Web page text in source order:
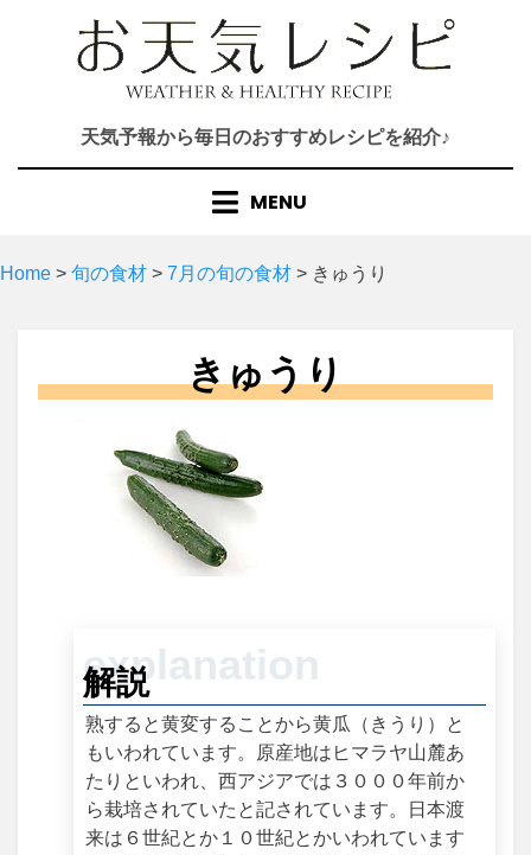
天気予報から毎日のおすすめレシピを紹介♪
MENU
Home > 旬の食材 > 7月の旬の食材 > きゅうり
きゅうり
解説
熟すると黄変することから黄瓜（きうり）と
もいわれています。原産地はヒマラヤ山麓あ
たりといわれ、西アジアでは３０００年前か
ら栽培されていたと記されています。日本渡
来は６世紀とか１０世紀とかいわれています